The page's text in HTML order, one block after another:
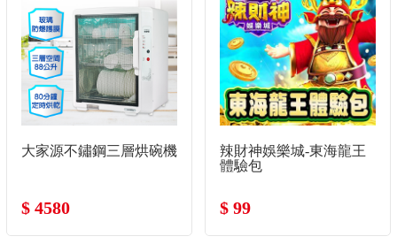
大家源不鏽鋼三層烘碗機
$ 4580
辣財神娛樂城-東海龍王
體驗包
$ 99